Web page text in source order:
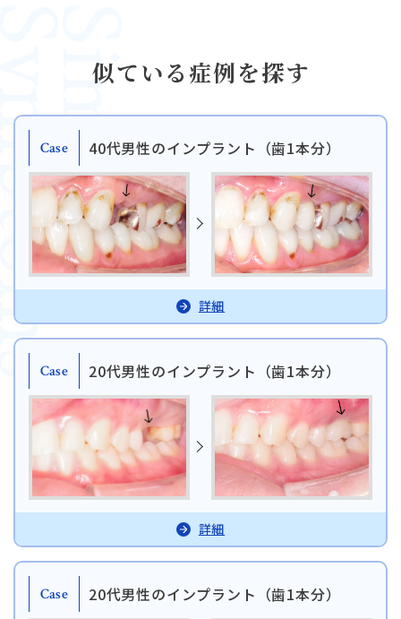
Similar似ている症例を探す
Case 40代男性のインプラント（歯1本分）
詳細
Case 20代男性のインプラント（歯1本分）
詳細
Case 20代男性のインプラント（歯1本分）